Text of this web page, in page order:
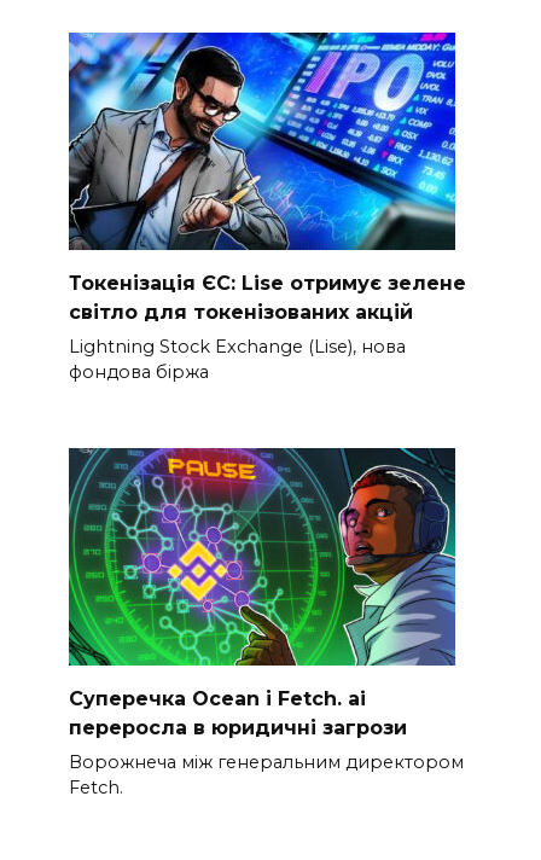
Токенізація ЄС: Lise отримує зелене
світло для токенізованих акцій
Lightning Stock Exchange (Lise), нова
фондова біржа
Суперечка Ocean і Fetch. ai
переросла в юридичні загрози
Ворожнеча між генеральним директором
Fetch.